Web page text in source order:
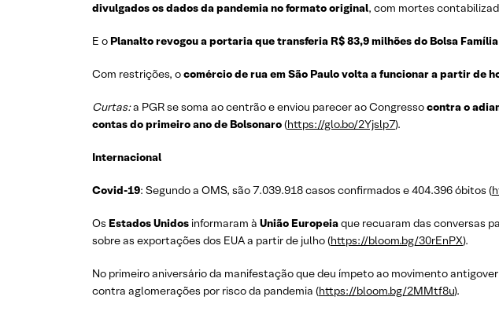
divulgados os dados da pandemia no formato original, com mortes
E o Planalto revogou a portaria que transferia R$ 83,9 milhões do Bolsa Família
Com restrições, ocomércio de rua em São Paulo volta a funcionar a partir de
Curtas:a PGR se soma ao centrão e enviou parecer ao Congressocontra o
contas do primeiro ano de Bolsonaro(https://glo.bo/2Yjslp7).
Internacional
Covid-19: Segundo a OMS, são 7.039.918 casos confirmados e 404.396 óbitos (
Os Estados Unidos informaram à União Europeiaque recuaram das conversas
sobre as exportações dos EUA a partir de julho (https://bloom.bg/30rEnPX).
No primeiro aniversário da manifestação que deu ímpeto ao movimento
contra aglomerações por risco da pandemia (https://bloom.bg/2MMtf8u).